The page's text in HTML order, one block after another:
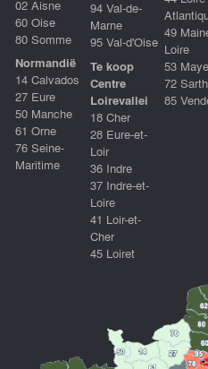
02 Aisne
60 Oise
80 Somme
Normandië
14 Calvados
27 Eure
50 Manche
61 Orne
76 Seine-
Maritime
94 Val-de-
Marne
95 Val-d'Oise
Te koop
Centre
Loirevallei
18 Cher
28 Eure-et-
Loir
36 Indre
37 Indre-et-
Loire
41 Loir-et-
Cher
45 Loiret
49
Loire
53
72
85